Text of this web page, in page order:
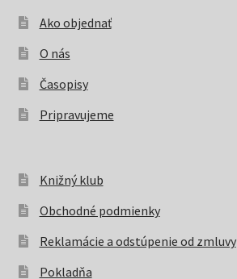
Ako objednať
O nás
Časopisy
Pripravujeme
Knižný klub
Obchodné podmienky
Reklamácie a odstúpenie od zmluvy
Pokladňa